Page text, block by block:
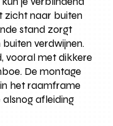
zicht naar buiten
stand zorgt
verdwijnen.
vooral met dikkere
De montage
het raamframe
afleiding